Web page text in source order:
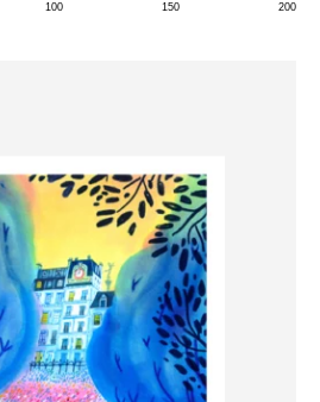
100 150 200